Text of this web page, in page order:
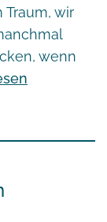
wir
wenn